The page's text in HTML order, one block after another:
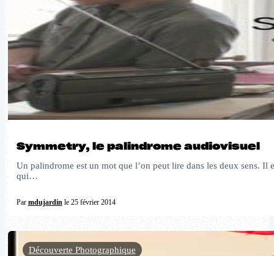
Symmetry, le palindrome audiovisuel
Un palindrome est un mot que l’on peut lire dans les deux sens. Il
qui…
Par mdujardinle 25 février 2014
Découverte Photographique